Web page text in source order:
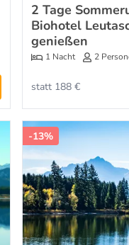
2 Tage
Biohotel
genießen
1 Nacht 2
statt 188 €
-13%